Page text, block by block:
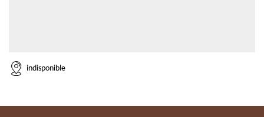
indisponible